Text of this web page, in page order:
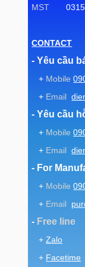
MST
CONTACT
- Yêu cầu
+ Mobile
+ Email
- Yêu cầu
+ Mobile
+ Email
- For
+ Mobile
+ Email
- Free line
+Zalo
+ Facetime